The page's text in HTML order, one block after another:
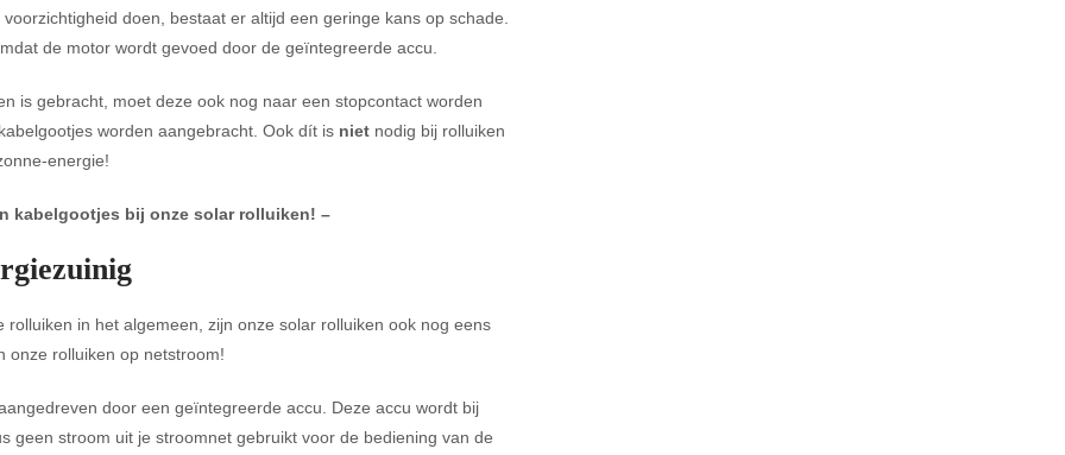
doen, bestaat er altijd een geringe kans op schade.
de motor wordt gevoed door de geïntegreerde accu.
is gebracht, moet deze ook nog naar een stopcontact worden
worden aangebracht. Ook dít is niet nodig bij rolluiken
energie!
kabelgootjes bij onze solar rolluiken! –
in het algemeen, zijn onze solar rolluiken ook nog eens
onze rolluiken op netstroom!
door een geïntegreerde accu. Deze accu wordt bij
geen stroom uit je stroomnet gebruikt voor de bediening van de